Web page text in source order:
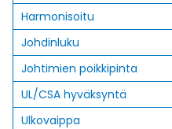
Harmonisoitu
Johdinluku
Johtimien poikkipinta
UL/CSA hyväksyntä
Ulkovaippa